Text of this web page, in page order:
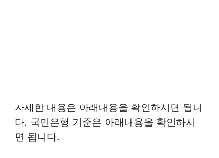
자세한 내용은 아래내용을 확인하시면 됩니
다. 국민은행 기준은 아래내용을 확인하시
면 됩니다.